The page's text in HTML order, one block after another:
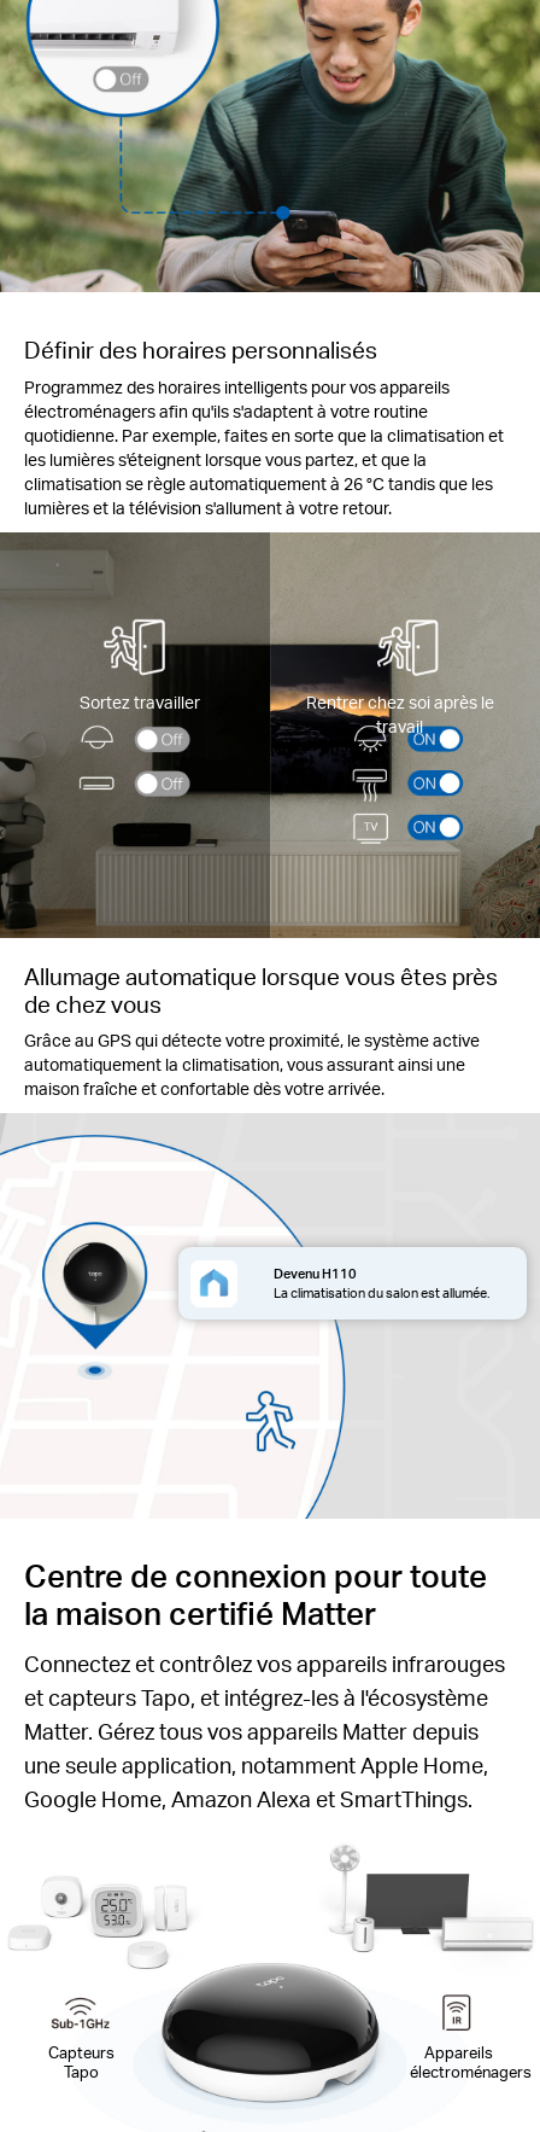
Définir des horaires personnalisés
Programmez des horaires intelligents pour vos appareils
électroménagers afin qu'ils s'adaptent à votre routine
quotidienne. Par exemple, faites en sorte que la climatisation et
les lumières s'éteignent lorsque vous partez, et que la
climatisation se règle automatiquement à 26 °C tandis que les
lumières et la télévision s'allument à votre retour.
Sortez travailler
Rentrer chez soi après le
travail
Allumage automatique lorsque vous êtes près
de chez vous
Grâce au GPS qui détecte votre proximité, le système active
automatiquement la climatisation, vous assurant ainsi une
maison fraîche et confortable dès votre arrivée.
Devenu H110
La climatisation du salon est allumée.
Centre de connexion pour toute
la maison certifié Matter
Connectez et contrôlez vos appareils infrarouges
et capteurs Tapo, et intégrez-les à l'écosystème
Matter. Gérez tous vos appareils Matter depuis
une seule application, notamment Apple Home,
Google Home, Amazon Alexa et SmartThings.
Capteurs
Tapo
Appareils
électroménagers